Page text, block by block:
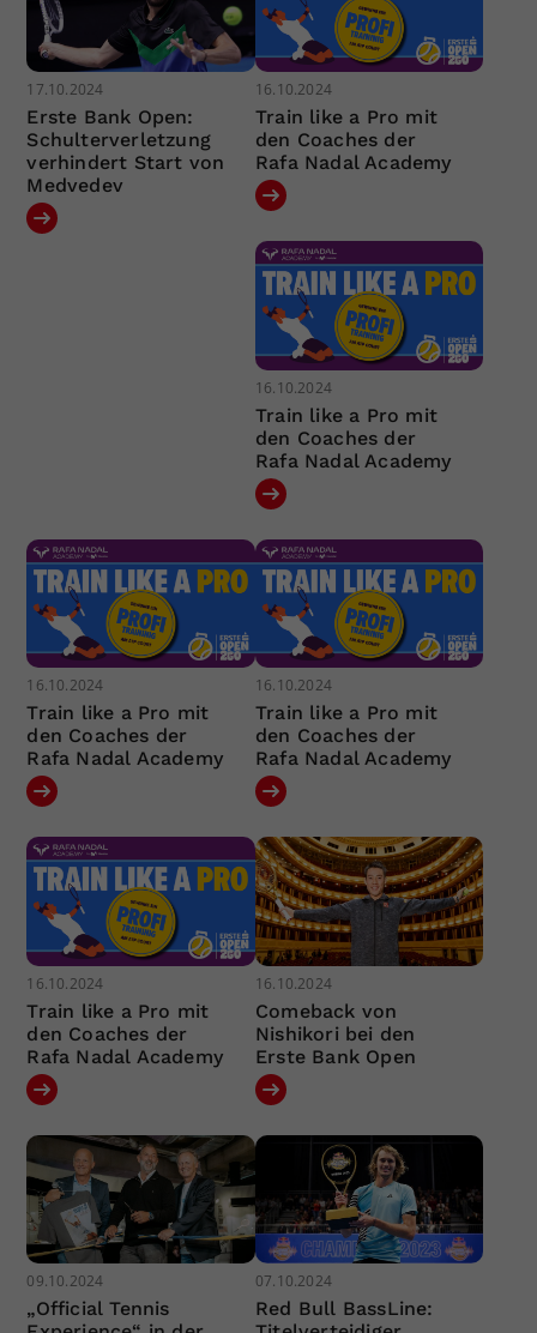
17.10.2024
Erste Bank Open:
Schulterverletzung
verhindert Start von
Medvedev
16.10.2024
Train like a Pro mit
den Coaches der
Rafa Nadal Academy
16.10.2024
Train like a Pro mit
den Coaches der
Rafa Nadal Academy
16.10.2024
Train like a Pro mit
den Coaches der
Rafa Nadal Academy
16.10.2024
Train like a Pro mit
den Coaches der
Rafa Nadal Academy
16.10.2024
Train like a Pro mit
den Coaches der
Rafa Nadal Academy
16.10.2024
Comeback von
Nishikori bei den
Erste Bank Open
09.10.2024
„Official Tennis
07.10.2024
Red Bull BassLine: